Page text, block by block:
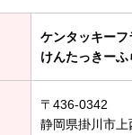
ケンタッキー
けんたっきー
〒436-0342
静岡県掛川市上